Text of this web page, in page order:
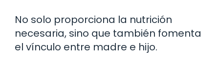
No solo proporciona la nutrición
necesaria, sino que también fomenta
el vínculo entre madre e hijo.